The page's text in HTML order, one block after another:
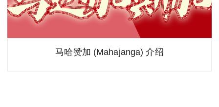
马哈赞加 (Mahajanga) 介绍